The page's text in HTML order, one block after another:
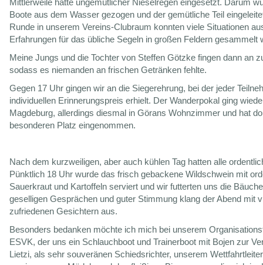
Boote aus dem Wasser gezogen und der gemütliche Teil
Runde in unserem Vereins-Clubraum konnten viele Situationen
Erfahrungen für das übliche Segeln in großen Feldern gesammelt
Meine Jungs und die Tochter von Steffen Götzke fingen dann an
sodass es niemanden an frischen Getränken fehlte.
Gegen 17 Uhr gingen wir an die Siegerehrung, bei der jeder
individuellen Erinnerungspreis erhielt. Der Wanderpokal ging
Magdeburg, allerdings diesmal in Görans Wohnzimmer und hat
besonderen Platz eingenommen.
Nach dem kurzweiligen, aber auch kühlen Tag hatten alle
Pünktlich 18 Uhr wurde das frisch gebackene Wildschwein mit
Sauerkraut und Kartoffeln serviert und wir futterten uns die
geselligen Gesprächen und guter Stimmung klang der Abend mit
zufriedenen Gesichtern aus.
Besonders bedanken möchte ich mich bei unserem
ESVK, der uns ein Schlauchboot und Trainerboot mit Bojen zur
Lietzi, als sehr souveränen Schiedsrichter, unserem